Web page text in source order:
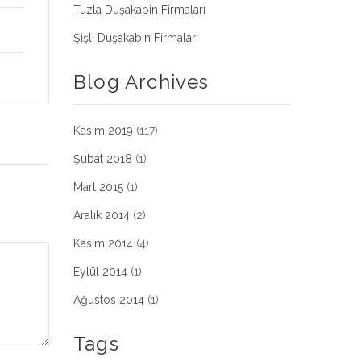
Tuzla Duşakabin Firmaları
Şişli Duşakabin Firmaları
Blog Archives
Kasım 2019 (117)
Şubat 2018 (1)
Mart 2015 (1)
Aralık 2014 (2)
Kasım 2014 (4)
Eylül 2014 (1)
Ağustos 2014 (1)
Tags